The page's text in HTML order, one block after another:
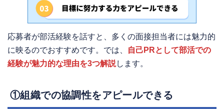
応募者が部活経験を話すと、多くの面接担当者には魅力的
に映るのでおすすめです。では、
自己PRとして部活での
経験が魅力的な理由を3つ解説します。
①組織での協調性をアピールできる